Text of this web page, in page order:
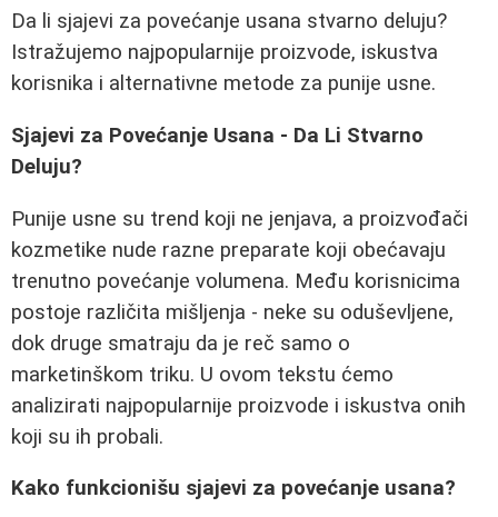
Da li sjajevi za povećanje usana stvarno deluju?
Istražujemo najpopularnije proizvode, iskustva
korisnika i alternativne metode za punije usne.
Sjajevi za Povećanje Usana - Da Li Stvarno
Deluju?
Punije usne su trend koji ne jenjava, a proizvođači
kozmetike nude razne preparate koji obećavaju
trenutno povećanje volumena. Među korisnicima
postoje različita mišljenja - neke su oduševljene,
dok druge smatraju da je reč samo o
marketinškom triku. U ovom tekstu ćemo
analizirati najpopularnije proizvode i iskustva onih
koji su ih probali.
Kako funkcionišu sjajevi za povećanje usana?